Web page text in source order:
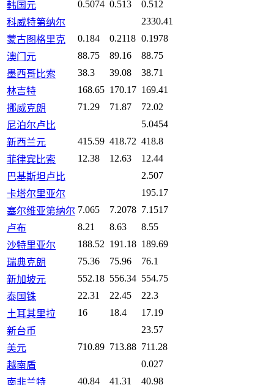
韩国元 0.5074 0.513
0.512
科威特第纳尔
2330.41
蒙古图格里克
0.184 0.2118 0.1978
澳门元
88.75 89.16
88.75
墨西哥比索
38.3 39.08
38.71
林吉特
168.65 170.17 169.41
挪威克朗
71.29 71.87
72.02
尼泊尔卢比
5.0454
新西兰元
415.59 418.72 418.8
菲律宾比索
12.38 12.63
12.44
巴基斯坦卢比
2.507
卡塔尔里亚尔
195.17
塞尔维亚第纳尔 7.065 7.2078 7.1517
卢布
8.21 8.63
8.55
沙特里亚尔
188.52 191.18 189.69
瑞典克朗
75.36 75.96
76.1
新加坡元
552.18 556.34 554.75
泰国铢
22.31 22.45
22.3
土耳其里拉
16 18.4
17.19
新台币
23.57
美元
710.89 713.88 711.28
越南盾
0.027
南非兰特
40.84 41.31
40.98